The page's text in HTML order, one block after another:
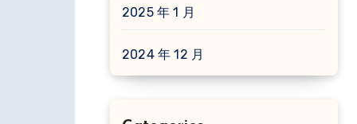
2025 年 1 月
2024 年 12 月